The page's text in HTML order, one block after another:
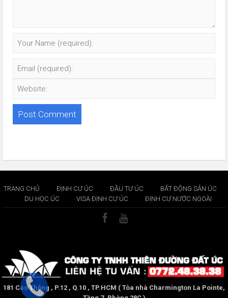
TRANG CHỦ ĐỊNH CƯ ÚC ĐẦU TƯ ÚC
BẤT ĐỘNG SẢN ÚC
DU HỌC ÚC
VISA ĐỊNH CƯ ÚC ĐỊNH CƯ NƯỚC NGOÀI
181 Cao Thắng , P.12 , Q.10 , TP.HCM ( Tòa nhà Charmington La Pointe,